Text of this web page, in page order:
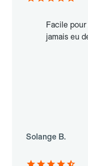
Facile
jamais eu
Solange B.